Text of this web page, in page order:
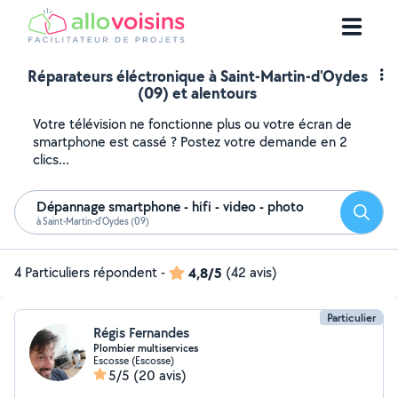
Réparateurs éléctronique à Saint-Martin-d'Oydes
(09) et alentours
Votre télévision ne fonctionne plus ou votre écran de
smartphone est cassé ? Postez votre demande en 2
clics...
Dépannage smartphone - hifi - video - photo
à Saint-Martin-d'Oydes (09)
4 Particuliers répondent- 4,8/5 (42 avis)
Particulier
Régis Fernandes
Plombier multiservices
Escosse (Escosse)
5/5 (20 avis)